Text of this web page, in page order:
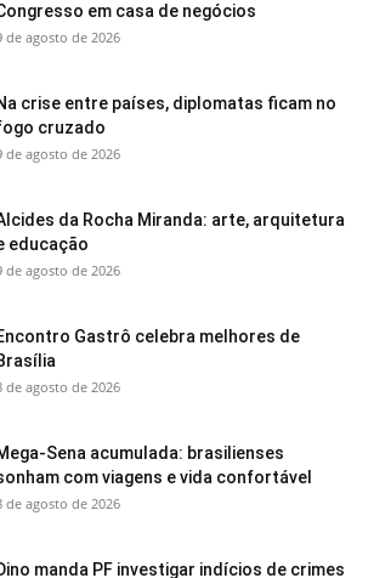
em casa de negócios
de agosto de 2026
crise entre países, diplomatas ficam no
cruzado
de agosto de 2026
da Rocha Miranda: arte, arquitetura
educação
de agosto de 2026
Gastrô celebra melhores de
de agosto de 2026
Sena acumulada: brasilienses
com viagens e vida confortável
de agosto de 2026
manda PF investigar indícios de crimes